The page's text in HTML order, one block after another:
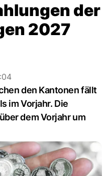
der
2027
den Kantonen fällt
im Vorjahr. Die
dem Vorjahr um